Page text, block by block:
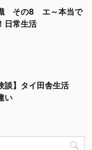
その8 エ～本当で
日常生活
談】タイ田舎生活
い